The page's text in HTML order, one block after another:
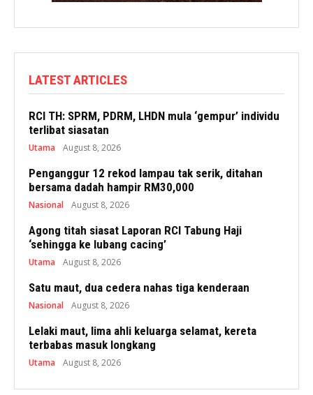
LATEST ARTICLES
RCI TH: SPRM, PDRM, LHDN mula ‘gempur’ individu
terlibat siasatan
Utama August 8, 2026
Penganggur 12 rekod lampau tak serik, ditahan
bersama dadah hampir RM30,000
Nasional August 8, 2026
Agong titah siasat Laporan RCI Tabung Haji
‘sehingga ke lubang cacing’
Utama August 8, 2026
Satu maut, dua cedera nahas tiga kenderaan
Nasional August 8, 2026
Lelaki maut, lima ahli keluarga selamat, kereta
terbabas masuk longkang
Utama August 8, 2026